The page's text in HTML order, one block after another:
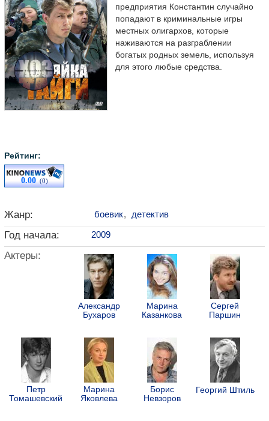
Рейтинг:
0.00(0)
предприятия Константин случайно
попадают в криминальные игры
местных олигархов, которые
наживаются на разграблении
богатых родных земель, используя
для этого любые средства.
Жанр: боевик, детектив
Год начала: 2009
Актеры:
Александр
Бухаров
Марина
Казанкова
Сергей
Паршин
Петр
Томашевский
Марина
Яковлева
Борис
Невзоров
Георгий Штиль